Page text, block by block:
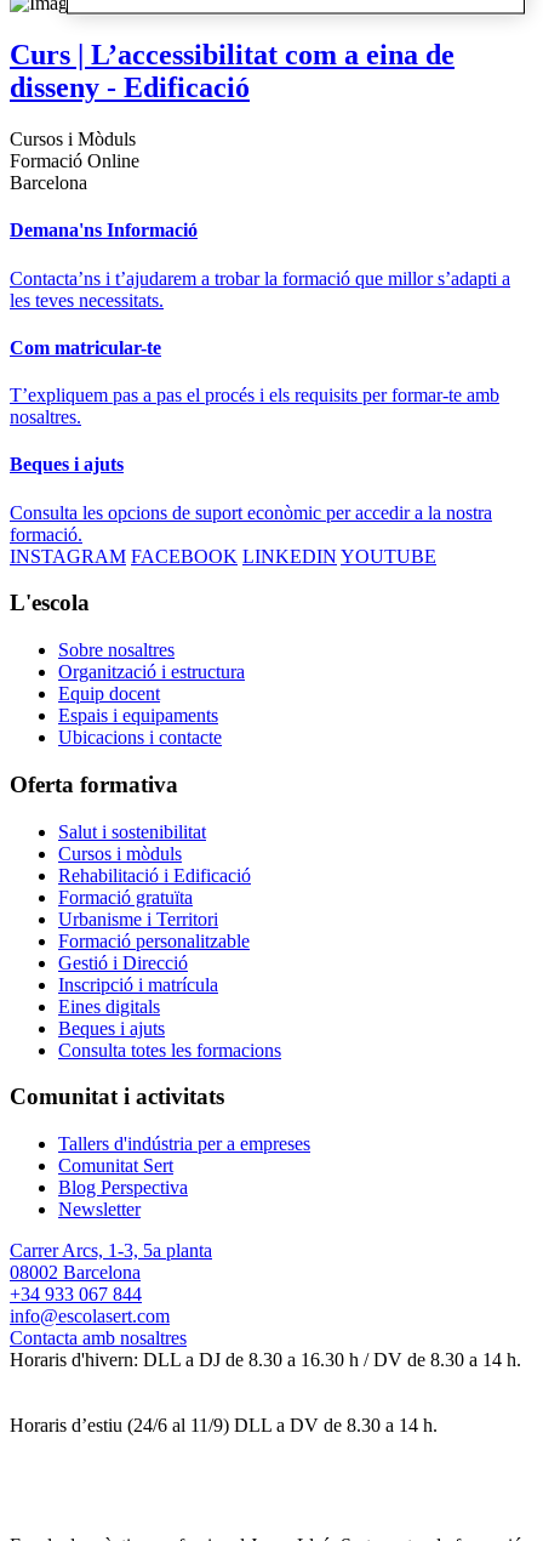
Curs | L’accessibilitat com a eina de
disseny - Edificació
Cursos i Mòduls
Formació Online
Barcelona
Demana'ns Informació
Contacta’ns i t’ajudarem a trobar la formació que millor s’adapti a
les teves necessitats.
Com matricular-te
T’expliquem pas a pas el procés i els requisits per formar-te amb
nosaltres.
Beques i ajuts
Consulta les opcions de suport econòmic per accedir a la nostra
formació.
INSTAGRAM FACEBOOK LINKEDIN YOUTUBE
L'escola
Sobre nosaltres
Organització i estructura
Equip docent
Espais i equipaments
Ubicacions i contacte
Oferta formativa
Salut i sostenibilitat
Cursos i mòduls
Rehabilitació i Edificació
Formació gratuïta
Urbanisme i Territori
Formació personalitzable
Gestió i Direcció
Inscripció i matrícula
Eines digitals
Beques i ajuts
Consulta totes les formacions
Comunitat i activitats
Tallers d'indústria per a empreses
Comunitat Sert
Blog Perspectiva
Newsletter
Carrer Arcs, 1-3, 5a planta
08002 Barcelona
+34 933 067 844
info@escolasert.com
Contacta amb nosaltres
Horaris d'hivern: DLL a DJ de 8.30 a 16.30 h / DV de 8.30 a 14 h.
Horaris d’estiu (24/6 al 11/9) DLL a DV de 8.30 a 14 h.